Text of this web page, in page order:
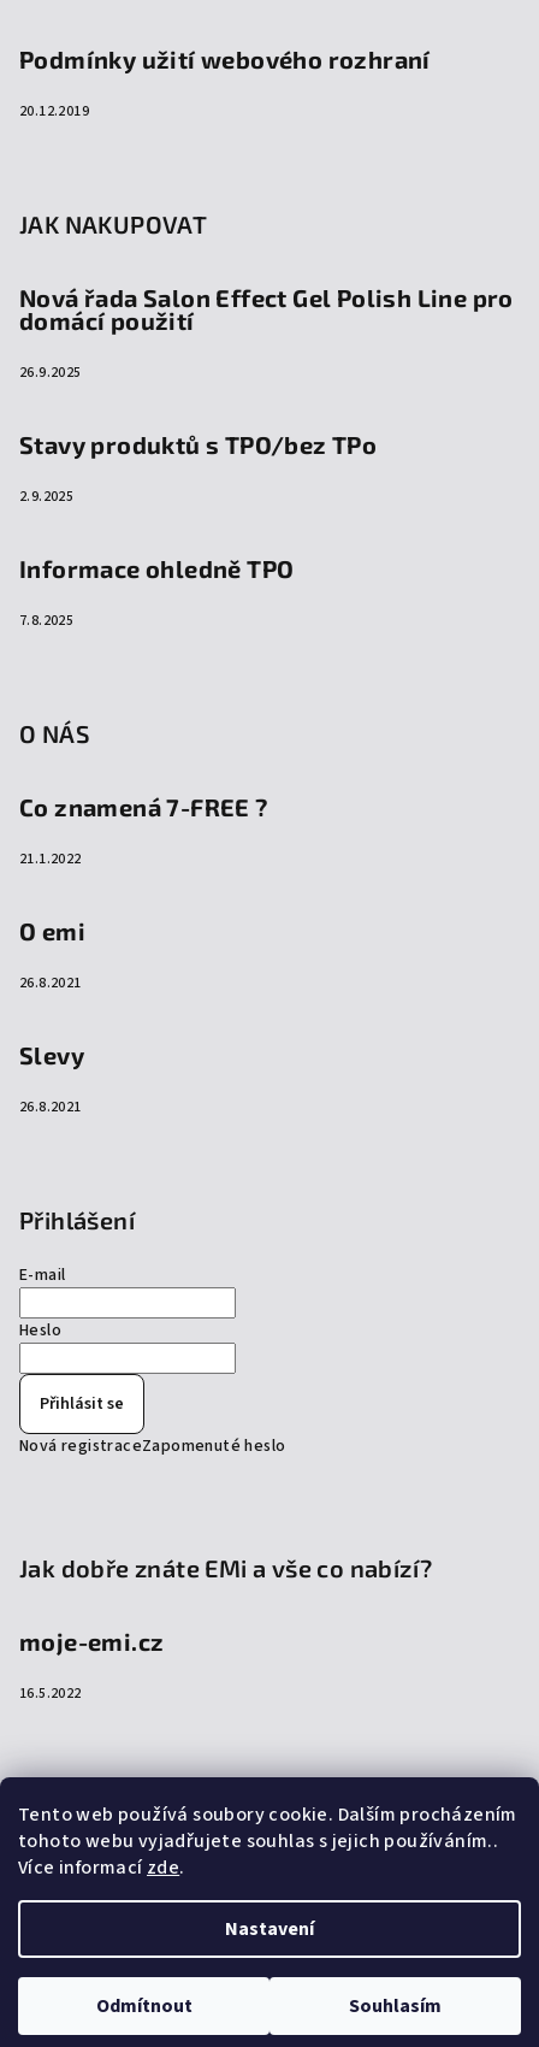
Tento web používá soubory cookie. Dalším procházením
tohoto webu vyjadřujete souhlas s jejich používáním..
Více informacízde.
Nastavení
Odmítnout Souhlasím
Podmínky užití webového rozhraní
20.12.2019
JAK NAKUPOVAT
Nová řada Salon Effect Gel Polish Line pro
domácí použití
26.9.2025
Stavy produktů s TPO/bez TPo
2.9.2025
Informace ohledně TPO
7.8.2025
O NÁS
Co znamená 7-FREE ?
21.1.2022
O emi
26.8.2021
Slevy
26.8.2021
Přihlášení
E-mail
Heslo
Přihlásit se
Nová registraceZapomenuté heslo
Jak dobře znáte EMi a vše co nabízí?
moje-emi.cz
16.5.2022
Přijímáme online platby
Upravit nastavení cookies
Vytvořil Shoptet